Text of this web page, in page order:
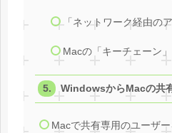
「ネットワーク経由の
Macの「キーチェーン
WindowsからMacの共
Macで共有専用のユーザ